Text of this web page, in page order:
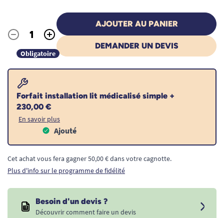
Quantité
- +
AJOUTER AU PANIER
DEMANDER UN DEVIS
Obligatoire
Forfait installation lit médicalisé simple +
230,00 €
En savoir plus
Ajouté
Cet achat vous fera gagner 50,00 € dans votre cagnotte.
Plus d'info sur le programme de fidélité
Besoin d'un devis ?
Découvrir comment faire un devis